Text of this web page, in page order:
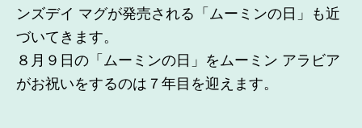
ンズデイ マグが発売される「ムーミンの日」も近
づいてきます。
８月９日の「ムーミンの日」をムーミン アラビア
がお祝いをするのは７年目を迎えます。